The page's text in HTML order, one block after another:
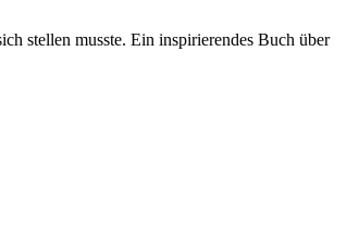
stellen musste. Ein inspirierendes Buch über